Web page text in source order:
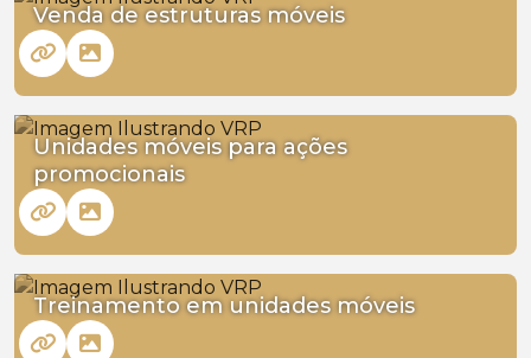
Venda de estruturas móveis
Unidades móveis para ações
promocionais
Treinamento em unidades móveis